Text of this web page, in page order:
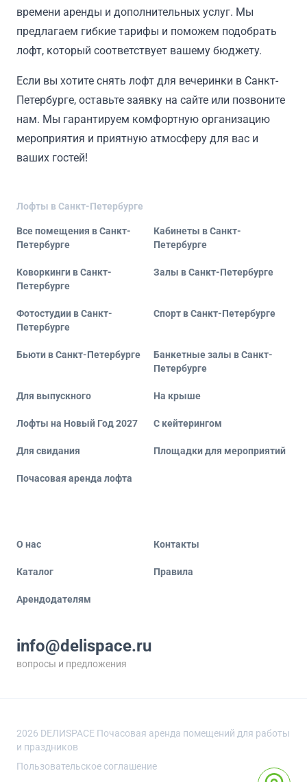
времени аренды и дополнительных услуг. Мы
предлагаем гибкие тарифы и поможем подобрать
лофт, который соответствует вашему бюджету.
Если вы хотите снять лофт для вечеринки в Санкт-
Петербурге, оставьте заявку на сайте или позвоните
нам. Мы гарантируем комфортную организацию
мероприятия и приятную атмосферу для вас и
ваших гостей!
Лофты в Санкт-Петербурге
Все помещения в Санкт-
Петербурге
Кабинеты в Санкт-
Петербурге
Коворкинги в Санкт-
Петербурге
Залы в Санкт-Петербурге
Фотостудии в Санкт-
Петербурге
Спорт в Санкт-Петербурге
Бьюти в Санкт-Петербурге
Банкетные залы в Санкт-
Петербурге
Для выпускного На крыше
Лофты на Новый Год 2027 С кейтерингом
Для свидания Площадки для мероприятий
Почасовая аренда лофта
О нас Контакты
Каталог Правила
Арендодателям
info@delispace.ru
вопросы и предложения
2026 DEЛИSPACE Почасовая аренда помещений для работы
и праздников
Пользовательское соглашение